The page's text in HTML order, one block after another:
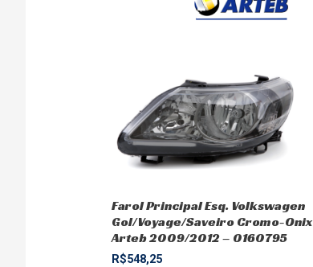
Farol Principal Esq. Volkswagen
Gol/Voyage/Saveiro Cromo-Onix
Arteb 2009/2012 – 0160795
R$548,25